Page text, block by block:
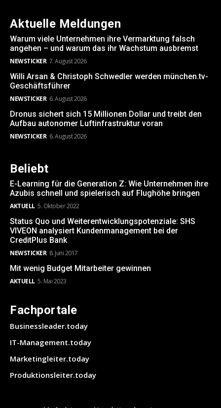
Aktuelle Meldungen
Warum viele Unternehmen ihre Vermarktung falsch
angehen – und warum das ihr Wachstum ausbremst
NEWSTICKER 7. August 2026
Willi Arsan & Christoph Schwedler werden münchen.tv-
Geschäftsführer
NEWSTICKER 6. August 2026
Dronus sichert sich 15 Millionen Dollar und treibt den
Aufbau autonomer Luftinfrastruktur voran
NEWSTICKER 6. August 2026
Beliebt
E-Learning für die Generation Z: Wie Unternehmen ihre
Azubis schnell und spielerisch auf Flughöhe bringen
AKTUELL 5. Oktober 2022
Status Quo und Weiterentwicklungspotenziale: SHS
VIVEON analysiert Kundenmanagement bei der
CreditPlus Bank
NEWSTICKER 8. Juni 2017
Mit wenig Budget Mitarbeiter gewinnen
AKTUELL 5. Mai 2023
Fachportale
Businessleader.today
IT-Management.today
Marketingleiter.today
Produktionsleiter.today